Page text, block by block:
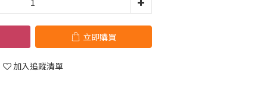
立即購買
加入追蹤清單